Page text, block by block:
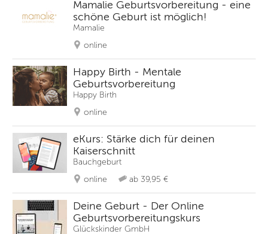
Mamalie Geburtsvorbereitung - eine
schöne Geburt ist möglich!
Mamalie
online
Happy Birth - Mentale
Geburtsvorbereitung
Happy Birth
online
eKurs: Stärke dich für deinen
Kaiserschnitt
Bauchgeburt
online
ab 39,95 €
Deine Geburt - Der Online
Geburtsvorbereitungskurs
Glückskinder GmbH